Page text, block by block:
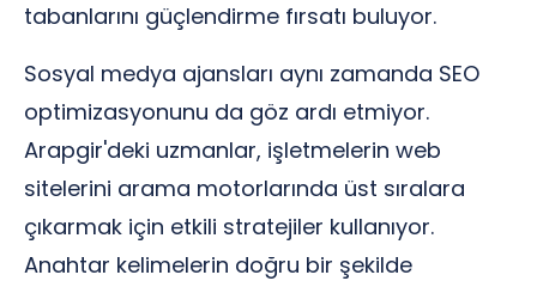
tabanlarını güçlendirme fırsatı buluyor.
Sosyal medya ajansları aynı zamanda SEO
optimizasyonunu da göz ardı etmiyor.
Arapgir'deki uzmanlar, işletmelerin web
sitelerini arama motorlarında üst sıralara
çıkarmak için etkili stratejiler kullanıyor.
Anahtar kelimelerin doğru bir şekilde